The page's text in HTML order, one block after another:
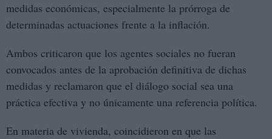
medidas económicas, especialmente la prórroga de
determinadas actuaciones frente a la inflación.
Ambos criticaron que los agentes sociales no fueran
convocados antes de la aprobación definitiva de dichas
medidas y reclamaron que el diálogo social sea una
práctica efectiva y no únicamente una referencia política.
En materia de vivienda, coincidieron en que las